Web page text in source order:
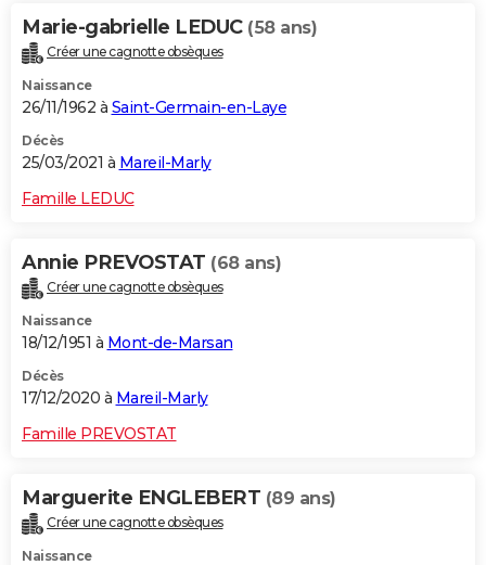
Marie-gabrielle LEDUC (58 ans)
Créer une cagnotte obsèques
Naissance
26/11/1962 à Saint-Germain-en-Laye
Décès
25/03/2021 à Mareil-Marly
Famille LEDUC
Annie PREVOSTAT (68 ans)
Créer une cagnotte obsèques
Naissance
18/12/1951 à Mont-de-Marsan
Décès
17/12/2020 à Mareil-Marly
Famille PREVOSTAT
Marguerite ENGLEBERT (89 ans)
Créer une cagnotte obsèques
Naissance